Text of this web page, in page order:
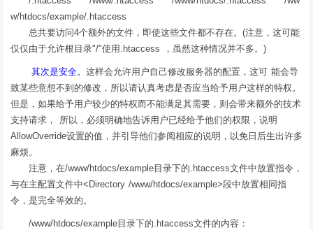
w/htdocs/example/.htaccess
总共要访问4个额外的文件，即使这些文件都不存在。(注意，这可能
仅仅由于允许根目录"/"使用.htaccess ，虽然这种情况并不多。)
其次是安全。 这样会允许用户自己修改服务器的配置，这可 能会导
致某些意想不到的修改，所以请认真考虑是否应当给予用户这样的特权。
但是，如果给予用户较少的特权而不能满足其需要，则会带来额外的技术
支持请求， 所以，必须明确地告诉用户已经给予他们的权限，说明
AllowOverride设置的值，并引导他们参阅相应的说明，以免日后生出许多
麻烦。
注意，在/www/htdocs/example目录下的.htaccess文件中放置指令，
与在主配置文件中<Directory /www/htdocs/example>段中放置相同指
令，是完全等效的。
/www/htdocs/example目录下的.htaccess文件的内容：